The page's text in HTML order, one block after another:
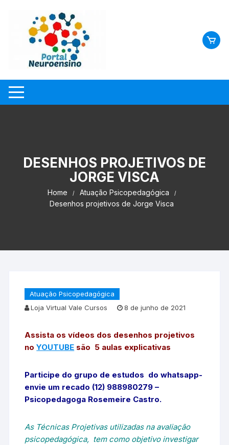
DESENHOS PROJETIVOS DE
JORGE VISCA
Home
Atuação Psicopedagógica
Desenhos projetivos de Jorge Visca
Atuação Psicopedagógica
Loja Virtual Vale Cursos
8 de junho de 2021
Assista os vídeos dos desenhos projetivos
noYOUTUBE são 5 aulas explicativas
Participe do grupo de estudos do whatsapp-
envie um recado (12) 988980279 –
Psicopedagoga Rosemeire Castro.
As Técnicas Projetivas utilizadas na avaliação
psicopedagógica, tem como objetivo investigar